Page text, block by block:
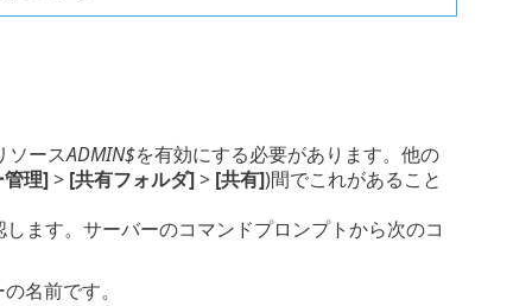
ソースADMIN$を有効にする必要があります。他の
理]> [共有フォルダ]> [共有])間でこれがあること
ます。サーバーのコマンドプロンプトから次のコ
名前です。